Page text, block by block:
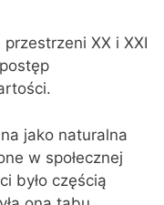
XX i XXI
jako naturalna
w społecznej
było częścią